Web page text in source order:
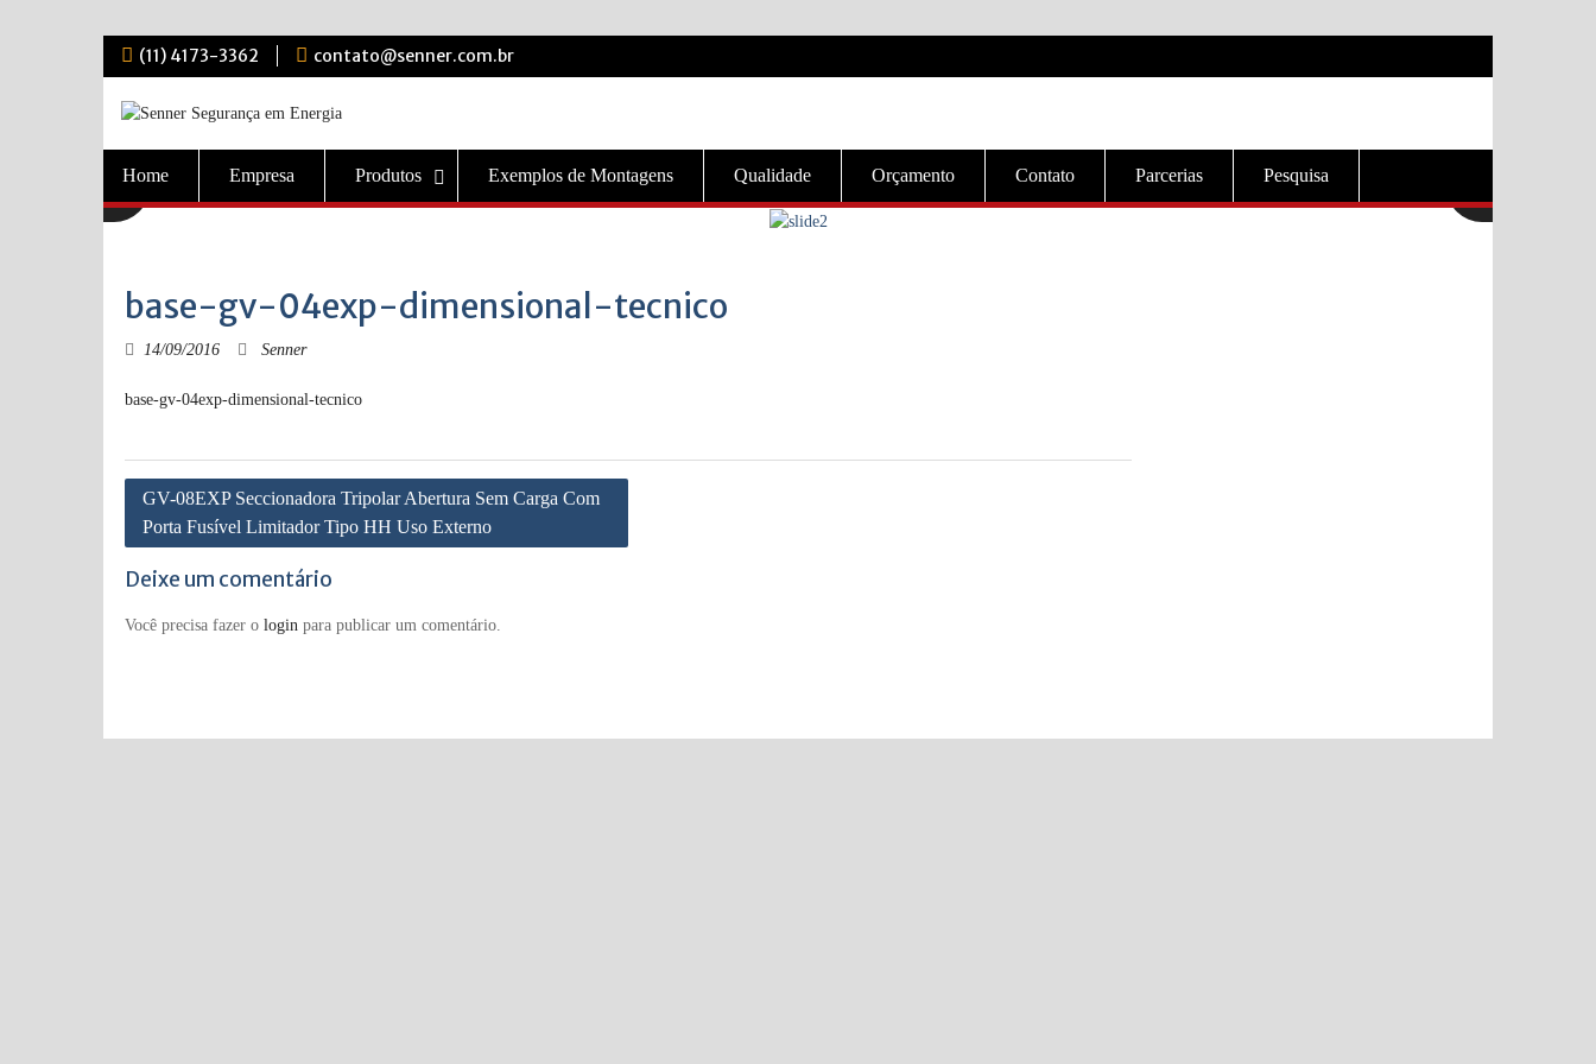
Skip
content
(11) 4173-3362 contato@senner.com.br
Home Empresa Produtos Exemplos de Montagens Qualidade Orçamento Contato Parcerias Pesquisa
base-gv-04exp-dimensional-tecnico
14/09/2016 Senner
base-gv-04exp-dimensional-tecnico
Navegação
de
Post
GV-08EXP Seccionadora Tripolar Abertura Sem Carga Com
Porta Fusível Limitador Tipo HH Uso Externo
Deixe um comentário
Você precisa fazer o login para publicar um comentário.